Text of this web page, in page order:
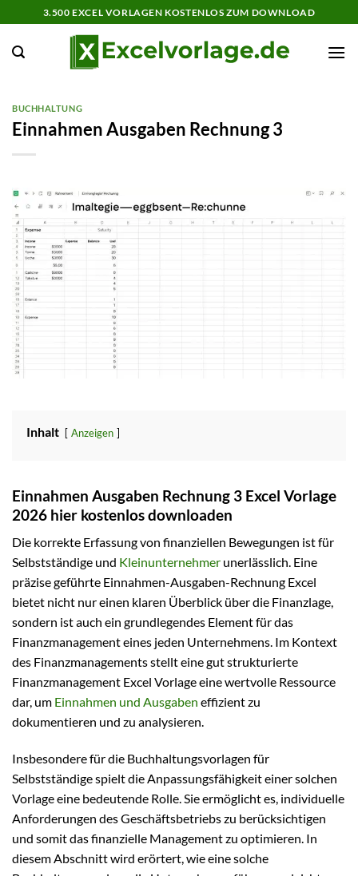
Inhalt
springen
3.500 EXCEL VORLAGEN KOSTENLOS ZUM DOWNLOAD
BUCHHALTUNG
Einnahmen Ausgaben Rechnung 3
Inhalt Anzeigen
Einnahmen Ausgaben Rechnung 3 Excel Vorlage
2026 hier kostenlos downloaden
Die korrekte Erfassung von finanziellen Bewegungen ist für
Selbstständige und Kleinunternehmer unerlässlich. Eine
präzise geführte Einnahmen-Ausgaben-Rechnung Excel
bietet nicht nur einen klaren Überblick über die Finanzlage,
sondern ist auch ein grundlegendes Element für das
Finanzmanagement eines jeden Unternehmens. Im Kontext
des Finanzmanagements stellt eine gut strukturierte
Finanzmanagement Excel Vorlage eine wertvolle Ressource
dar, um Einnahmen und Ausgaben effizient zu
dokumentieren und zu analysieren.
Insbesondere für die Buchhaltungsvorlagen für
Selbstständige spielt die Anpassungsfähigkeit einer solchen
Vorlage eine bedeutende Rolle. Sie ermöglicht es, individuelle
Anforderungen des Geschäftsbetriebs zu berücksichtigen
und somit das finanzielle Management zu optimieren. In
diesem Abschnitt wird erörtert, wie eine solche